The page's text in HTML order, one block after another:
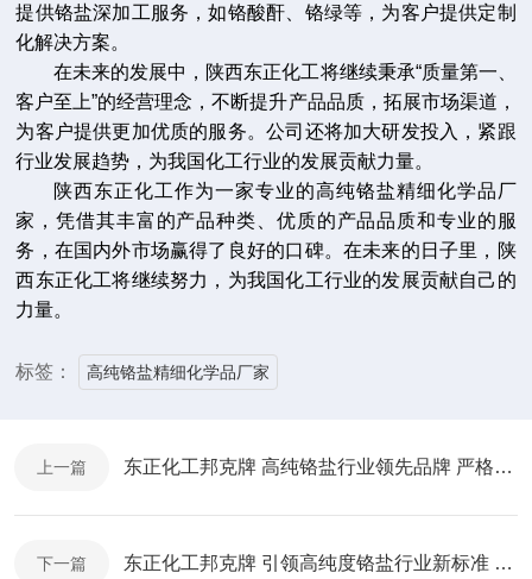
提供铬盐深加工服务，如铬酸酐、铬绿等，为客户提供定制
化解决方案。
在未来的发展中，陕西东正化工将继续秉承“质量第一、
客户至上”的经营理念，不断提升产品品质，拓展市场渠道，
为客户提供更加优质的服务。公司还将加大研发投入，紧跟
行业发展趋势，为我国化工行业的发展贡献力量。
陕西东正化工作为一家专业的高纯铬盐精细化学品厂
家，凭借其丰富的产品种类、优质的产品品质和专业的服
务，在国内外市场赢得了良好的口碑。在未来的日子里，陕
西东正化工将继续努力，为我国化工行业的发展贡献自己的
力量。
标签： 高纯铬盐精细化学品厂家
上一篇 东正化工邦克牌 高纯铬盐行业领先品牌 严格遵循化工行业标准
下一篇 东正化工邦克牌 引领高纯度铬盐行业新标准 专业制造专家